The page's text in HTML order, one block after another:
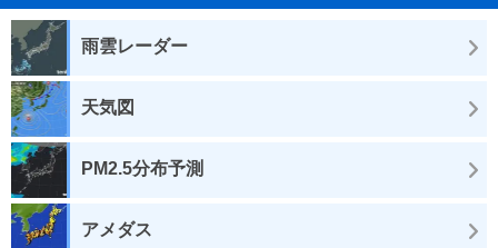
雨雲レーダー
天気図
PM2.5分布予測
アメダス